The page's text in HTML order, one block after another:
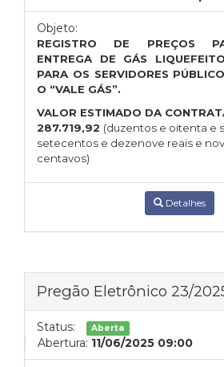
Objeto:
REGISTRO DE PREÇOS
ENTREGA DE GÁS
PARA OS SERVIDORES
O “VALE GÁS”.
VALOR ESTIMADO DA
287.719,92 (duzentos e oitenta e
setecentos e dezenove reais e
centavos)
Detalhes
Pregão Eletrônico 23/
Status: Aberta
Abertura: 11/06/2025 09:00